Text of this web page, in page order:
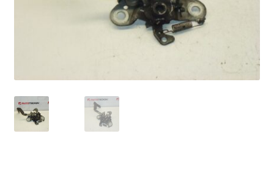
Politique de confidentialité
Procédure de Réclamation